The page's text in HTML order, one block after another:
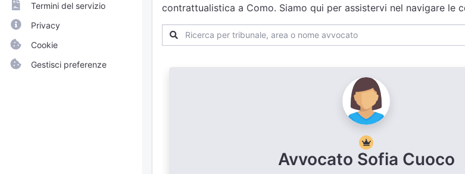
Termini del servizio
Privacy
Cookie
Gestisci preferenze
contrattualistica a Como. Siamo qui per assistervi nel navigare
Avvocato Sofia Cuoco